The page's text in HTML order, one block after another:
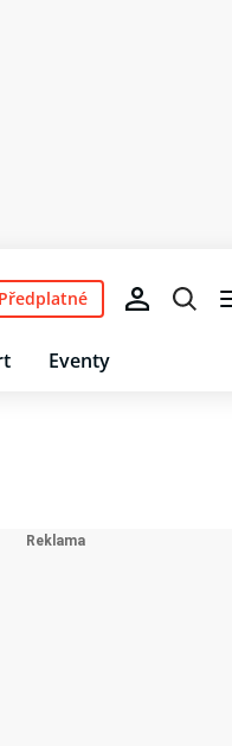
Eventy
Předplatné